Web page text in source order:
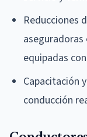
Reducciones
equipadas
Capacitación
conducción